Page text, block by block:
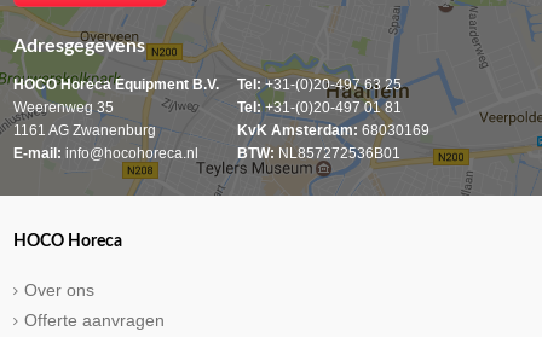
Adresgegevens
HOCO Horeca Equipment B.V.
Weerenweg 35
1161 AG Zwanenburg
E-mail: info@hocohoreca.nl
Tel: +31-(0)20-497 63 25
Tel:+31-(0)20-497 01 81
KvK Amsterdam: 68030169
BTW: NL857272536B01
HOCO Horeca
Over ons
Offerte aanvragen